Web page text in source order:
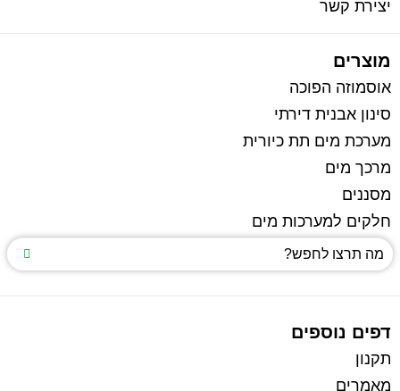
יצירת קשר
מוצרים
אוסמוזה הפוכה
סינון אבנית דירתי
מערכת מים תת כיורית
מרכך מים
מסננים
חלקים למערכות מים
דפים נוספים
תקנון
מאמרים